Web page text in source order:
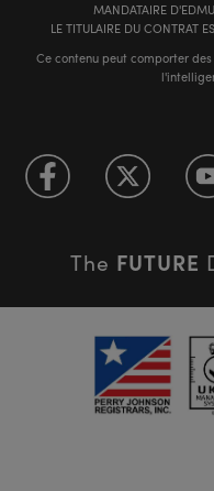
MANDATAIRE
LE TITULAIRE DU CONTRAT
Ce contenu peut comporter
The FUTURE